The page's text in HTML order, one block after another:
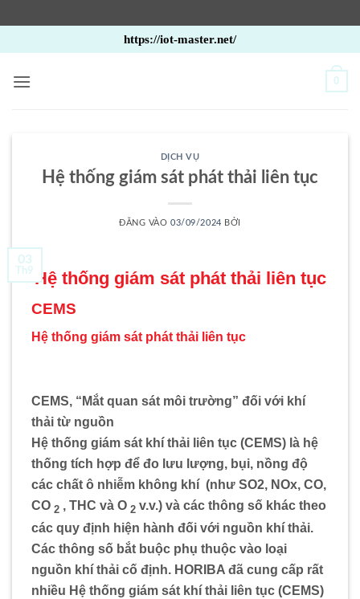
qua
nội
https://iot-master.net/
0
DỊCH VỤ
Hệ thống giám sát phát thải liên tục
ĐĂNG VÀO03/09/2024 BỞI
03
Th9Hệ thống giám sát phát thải liên tục
CEMS
Hệ thống giám sát phát thải liên tục
CEMS, “Mắt quan sát môi trường” đối với khí
thải từ nguồn
Hệ thống giám sát khí thải liên tục (CEMS) là hệ
thống tích hợp để đo lưu lượng, bụi, nồng độ
các chất ô nhiễm không khí (như SO2, NOx, CO,
CO 2 , THC và O 2 v.v.) và các thông số khác theo
các quy định hiện hành đối với nguồn khí thải.
Các thông số bắt buộc phụ thuộc vào loại
nguồn khí thải cố định. HORIBA đã cung cấp rất
nhiều Hệ thống giám sát khí thải liên tục (CEMS)